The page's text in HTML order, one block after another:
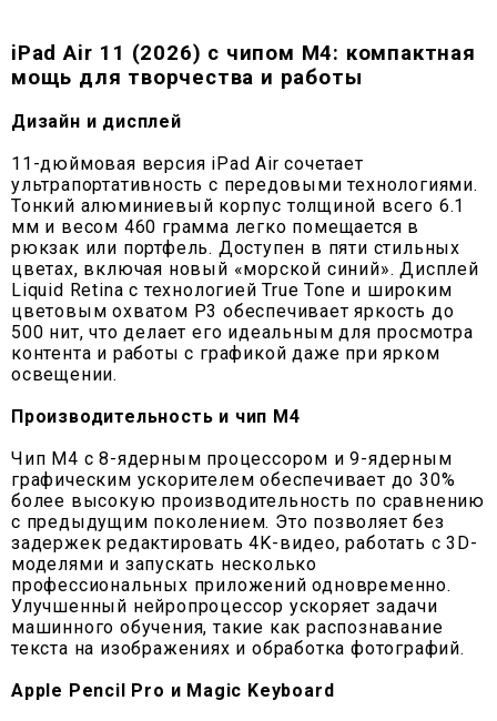
iPad Air 11 (2026) с чипом M4: компактная
мощь для творчества и работы
Дизайн и дисплей
11-дюймовая версия iPad Air сочетает
ультрапортативность с передовыми технологиями.
Тонкий алюминиевый корпус толщиной всего 6.1
мм и весом 460 грамма легко помещается в
рюкзак или портфель. Доступен в пяти стильных
цветах, включая новый «морской синий». Дисплей
Liquid Retina с технологией True Tone и широким
цветовым охватом P3 обеспечивает яркость до
500 нит, что делает его идеальным для просмотра
контента и работы с графикой даже при ярком
освещении.
Производительность и чип M4
Чип M4 с 8-ядерным процессором и 9-ядерным
графическим ускорителем обеспечивает до 30%
более высокую производительность по сравнению
с предыдущим поколением. Это позволяет без
задержек редактировать 4K-видео, работать с 3D-
моделями и запускать несколько
профессиональных приложений одновременно.
Улучшенный нейропроцессор ускоряет задачи
машинного обучения, такие как распознавание
текста на изображениях и обработка фотографий.
Apple Pencil Pro и Magic Keyboard